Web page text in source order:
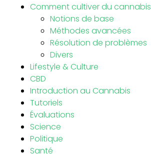
Comment cultiver du cannabis
Notions de base
Méthodes avancées
Résolution de problèmes
Divers
Lifestyle & Culture
CBD
Introduction au Cannabis
Tutoriels
Évaluations
Science
Politique
Santé